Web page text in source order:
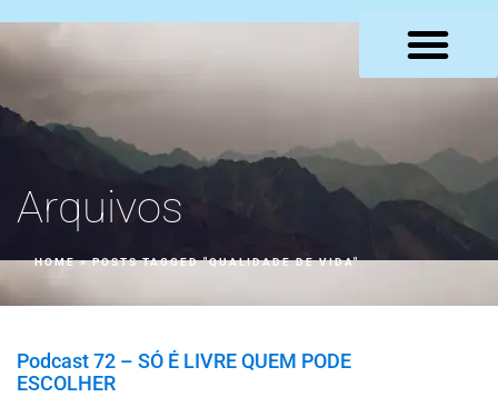
Arquivos
HOME»POSTS TAGGED "QUALIDADE DE VIDA"
Podcast 72 – SÓ É LIVRE QUEM PODE
ESCOLHER